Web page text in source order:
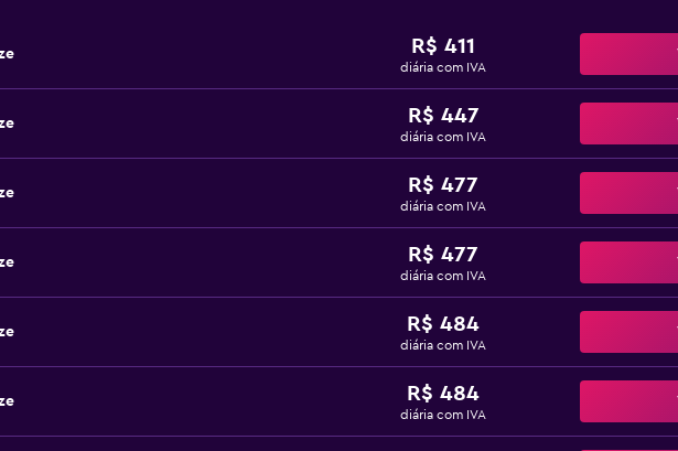
R$ 411
diária com IVA
R$ 447
diária com IVA
R$ 477
diária com IVA
R$ 477
diária com IVA
R$ 484
diária com IVA
R$ 484
diária com IVA